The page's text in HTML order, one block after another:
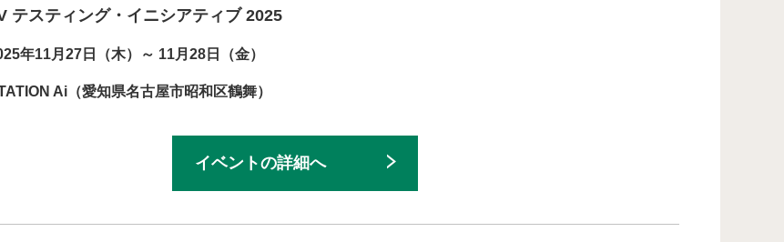
テスティング・イニシアティブ 2025
年11月27日（木）～ 11月28日（金）
Ai（愛知県名古屋市昭和区鶴舞）
イベントの詳細へ